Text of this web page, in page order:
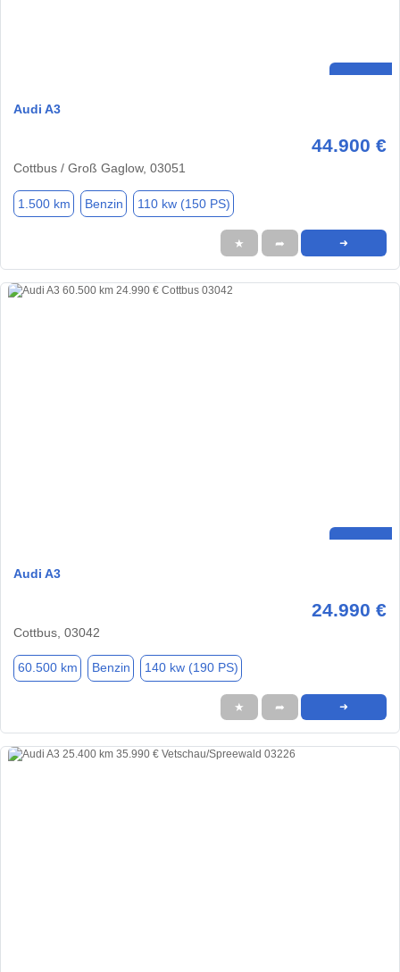
Audi A3
44.900 €
Cottbus / Groß Gaglow, 03051
1.500 km Benzin 110 kw (150 PS)
★ ➦ ➜
Audi A3
24.990 €
Cottbus, 03042
60.500 km Benzin 140 kw (190 PS)
★ ➦ ➜